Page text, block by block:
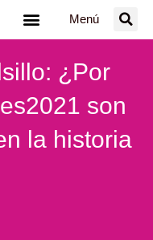
Menú
¿Por
son
la historia